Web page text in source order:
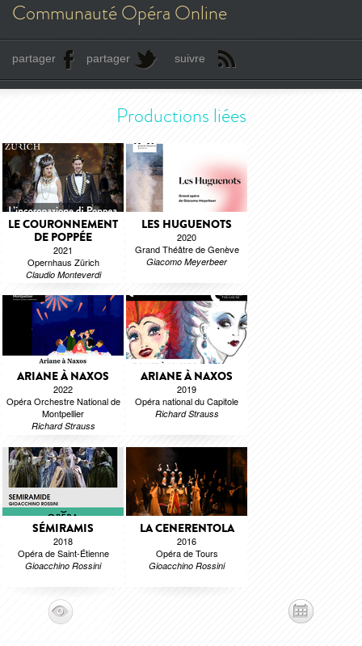
Communauté Opéra Online
partager partager suivre
Productions liées
LE COURONNEMENT
DE POPPÉE
2021
Opernhaus Zürich
Claudio Monteverdi
LES HUGUENOTS
2020
Grand Théâtre de Genève
Giacomo Meyerbeer
ARIANE À NAXOS
2022
Opéra Orchestre National de
Montpellier
Richard Strauss
ARIANE À NAXOS
2019
Opéra national du Capitole
Richard Strauss
SÉMIRAMIS
2018
Opéra de Saint-Étienne
Gioacchino Rossini
LA CENERENTOLA
2016
Opéra de Tours
Gioacchino Rossini